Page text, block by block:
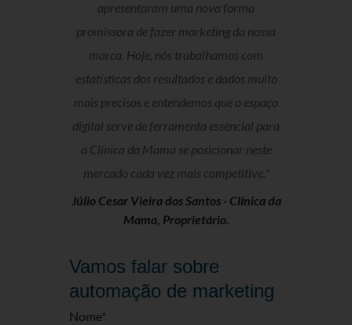
apresentaram uma nova forma
promissora de fazer marketing da nossa
marca. Hoje, nós trabalhamos com
estatísticas dos resultados e dados muito
mais precisos e entendemos que o espaço
digital serve de ferramenta essencial para
a Clínica da Mama se posicionar neste
mercado cada vez mais competitive."
Júlio Cesar Vieira dos Santos - Clínica da
Mama, Proprietário.
Vamos falar sobre
automação de marketing
Nome*